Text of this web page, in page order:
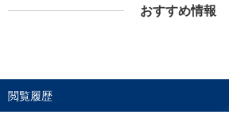
おすすめ情報
閲覧履歴